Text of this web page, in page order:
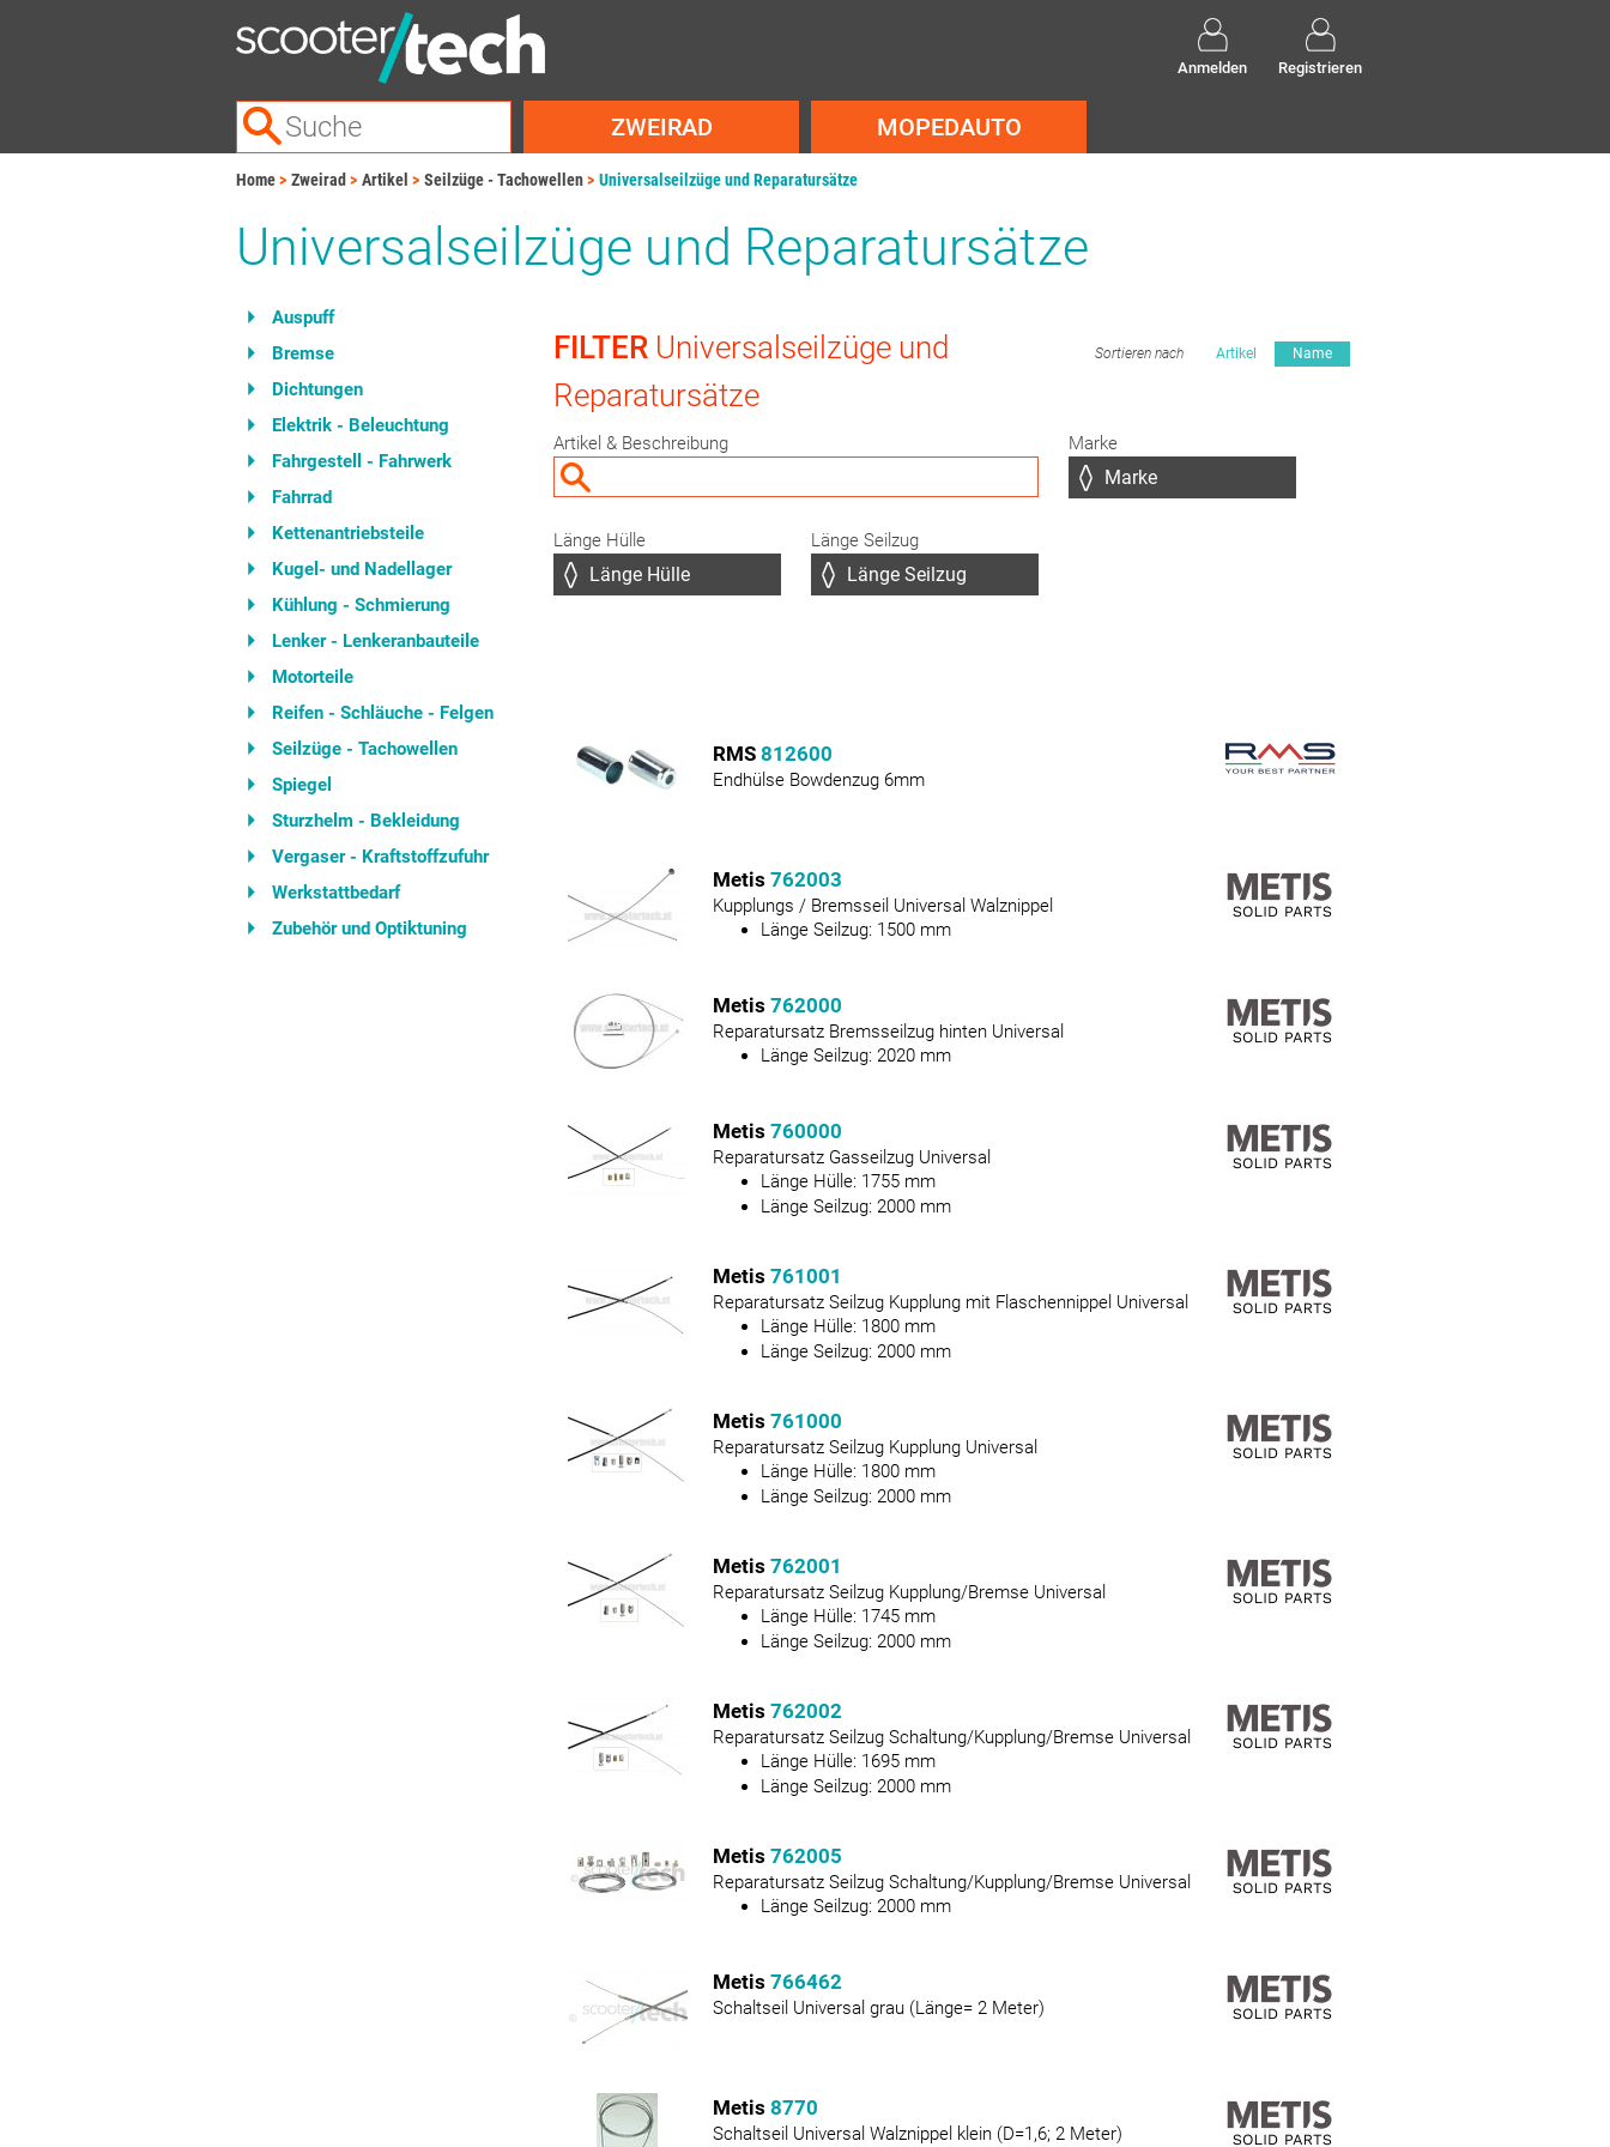
Anmelden Registrieren
ZWEIRAD MOPEDAUTO
Home Zweirad Artikel Seilzüge - Tachowellen Universalseilzüge und Reparatursätze
Universalseilzüge und Reparatursätze
Auspuff
Bremse
Dichtungen
Elektrik - Beleuchtung
Fahrgestell - Fahrwerk
Fahrrad
Kettenantriebsteile
Kugel- und Nadellager
Kühlung - Schmierung
Lenker - Lenkeranbauteile
Motorteile
Reifen - Schläuche - Felgen
Seilzüge - Tachowellen
Spiegel
Sturzhelm - Bekleidung
Vergaser - Kraftstoffzufuhr
Werkstattbedarf
Zubehör und Optiktuning
FILTER Universalseilzüge und
Reparatursätze
Sortieren nach Artikel Name
Artikel & Beschreibung Marke
Länge Hülle Länge Seilzug
RMS 812600
Endhülse Bowdenzug 6mm
Metis 762003
Kupplungs / Bremsseil Universal Walznippel
Länge Seilzug: 1500 mm
Metis 762000
Reparatursatz Bremsseilzug hinten Universal
Länge Seilzug: 2020 mm
Metis 760000
Reparatursatz Gasseilzug Universal
Länge Hülle: 1755 mm
Länge Seilzug: 2000 mm
Metis 761001
Reparatursatz Seilzug Kupplung mit Flaschennippel Universal
Länge Hülle: 1800 mm
Länge Seilzug: 2000 mm
Metis 761000
Reparatursatz Seilzug Kupplung Universal
Länge Hülle: 1800 mm
Länge Seilzug: 2000 mm
Metis 762001
Reparatursatz Seilzug Kupplung/Bremse Universal
Länge Hülle: 1745 mm
Länge Seilzug: 2000 mm
Metis 762002
Reparatursatz Seilzug Schaltung/Kupplung/Bremse Universal
Länge Hülle: 1695 mm
Länge Seilzug: 2000 mm
Metis 762005
Reparatursatz Seilzug Schaltung/Kupplung/Bremse Universal
Länge Seilzug: 2000 mm
Metis 766462
Schaltseil Universal grau (Länge= 2 Meter)
Metis 8770
Schaltseil Universal Walznippel klein (D=1,6; 2 Meter)